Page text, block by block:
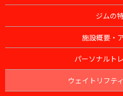
ジムの
施設概要・
パーソナルト
ウェイトリフテ